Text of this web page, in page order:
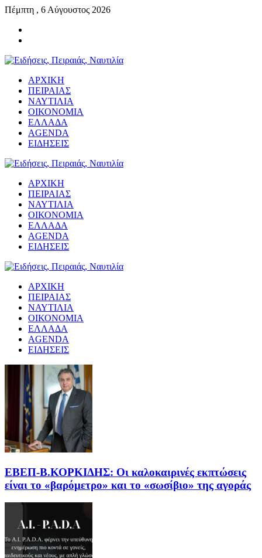
Πέμπτη , 6 Αύγουστος 2026
ΑΡΧΙΚΗ
ΠΕΙΡΑΙΑΣ
ΝΑΥΤΙΛΙΑ
ΟΙΚΟΝΟΜΙΑ
ΕΛΛΑΔΑ
AGENDA
ΕΙΔΗΣΕΙΣ
ΑΡΧΙΚΗ
ΠΕΙΡΑΙΑΣ
ΝΑΥΤΙΛΙΑ
ΟΙΚΟΝΟΜΙΑ
ΕΛΛΑΔΑ
AGENDA
ΕΙΔΗΣΕΙΣ
ΑΡΧΙΚΗ
ΠΕΙΡΑΙΑΣ
ΝΑΥΤΙΛΙΑ
ΟΙΚΟΝΟΜΙΑ
ΕΛΛΑΔΑ
AGENDA
ΕΙΔΗΣΕΙΣ
EΒΕΠ-Β.ΚΟΡΚΙΔΗΣ: Οι καλοκαιρινές εκπτώσεις
είναι το «βαρόμετρο» και το «σωσίβιο» της αγοράς